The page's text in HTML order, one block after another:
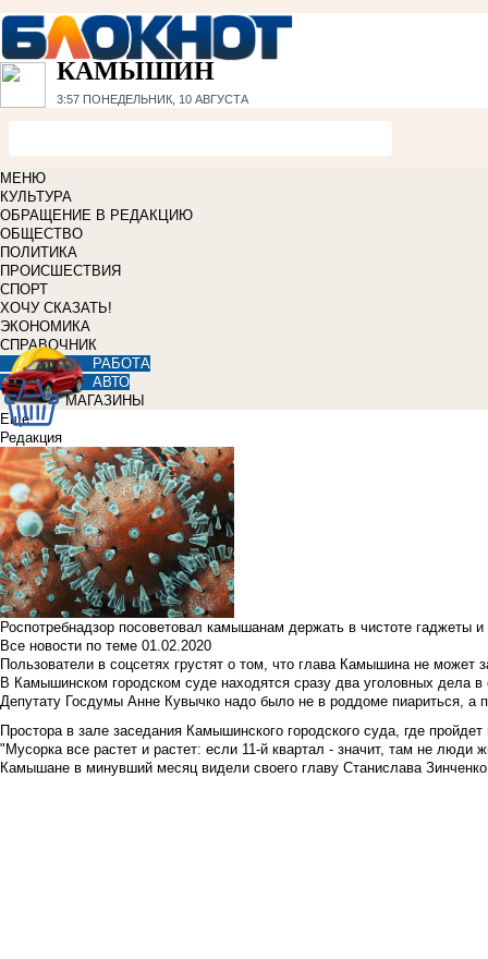
КАМЫШИН
3:57 ПОНЕДЕЛЬНИК, 10 АВГУСТА
МЕНЮ
КУЛЬТУРА
ОБРАЩЕНИЕ В РЕДАКЦИЮ
ОБЩЕСТВО
ПОЛИТИКА
ПРОИСШЕСТВИЯ
СПОРТ
ХОЧУ СКАЗАТЬ!
ЭКОНОМИКА
СПРАВОЧНИК
РАБОТА
АВТО
МАГАЗИНЫ
Еще
Редакция
Роспотребнадзор посоветовал камышанам держать в чистоте гаджеты
Все новости по теме 01.02.2020
Пользователи в соцсетях грустят о том, что глава Камышина не может
В Камышинском городском суде находятся сразу два уголовных дела
Депутату Госдумы Анне Кувычко надо было не в роддоме пиариться, а
Простора в зале заседания Камышинского городского суда, где
"Мусорка все растет и растет: если 11-й квартал - значит, там не люди
Камышане в минувший месяц видели своего главу Станислава Зинченко